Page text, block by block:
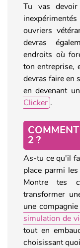
Tu vas
ouvriers
devras
endroits où
ton entreprise,
devras faire en
en devenant
Clicker .
2 ?
As-tu ce qu'il
place parmi
Montre tes
transformer
une
simulation de
tout en
choisissant